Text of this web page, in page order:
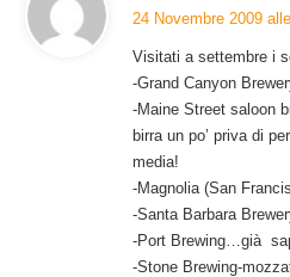
e
t
t
o
24 Novembre 2009
Visitati a settembre i
-Grand Canyon
-Maine Street saloon
birra un po’ priva di
media!
-Magnolia (San
-Santa Barbara
-Port Brewing…già
-Stone Brewing-